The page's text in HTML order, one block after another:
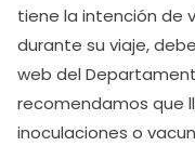
tiene la intención de
durante su viaje,
web del
recomendamos que
inoculaciones o